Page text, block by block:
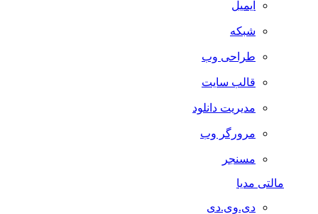
ایمیل
شبکه
طراحی وب
قالب سایت
مدیریت دانلود
مرورگر وب
مسنجر
مالتی مدیا
دی.وی.دی